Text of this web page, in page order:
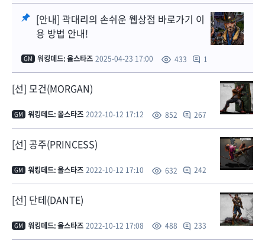
[안내] 곽대리의 손쉬운 웹상점 바로가기 이
용 방법 안내!
GM 워킹데드: 올스타즈 2025-04-23 17:00 433 1
[선] 모건(MORGAN)
GM 워킹데드: 올스타즈 2022-10-12 17:12 852 267
[선] 공주(PRINCESS)
GM 워킹데드: 올스타즈 2022-10-12 17:10 632 242
[선] 단테(DANTE)
GM 워킹데드: 올스타즈 2022-10-12 17:08 488 233